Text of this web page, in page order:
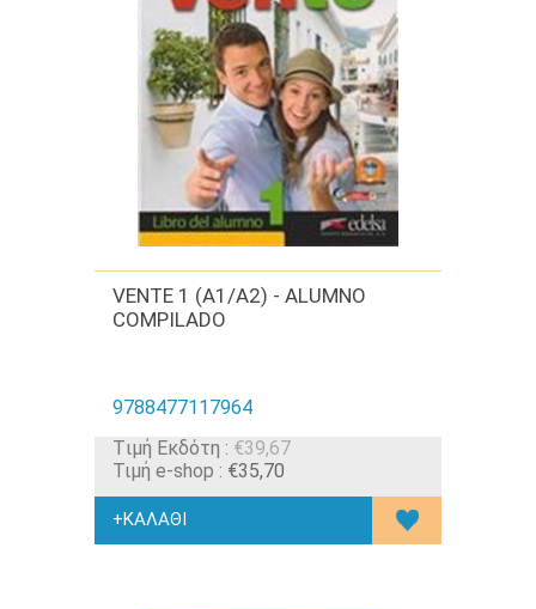
VENTE 1 (A1/A2) - ALUMNO
COMPILADO
9788477117964
Tιμή Εκδότη : €39,67
Τιμή e-shop : €35,70